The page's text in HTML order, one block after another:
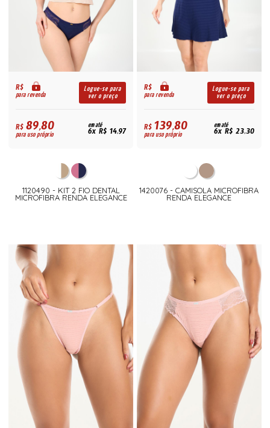
R$
para revenda
Logue-se para
ver o preço
R$89,80
para uso próprio
em até
6x R$ 14,97
1120490 - KIT 2 FIO DENTAL
MICROFIBRA RENDA ELEGANCE
R$
para revenda
Logue-se para
ver o preço
R$139,80
para uso próprio
em até
6x R$ 23,30
1420076 - CAMISOLA MICROFIBRA
RENDA ELEGANCE